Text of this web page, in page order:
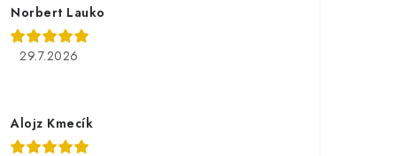
Norbert Lauko
29.7.2026
Alojz Kmecík